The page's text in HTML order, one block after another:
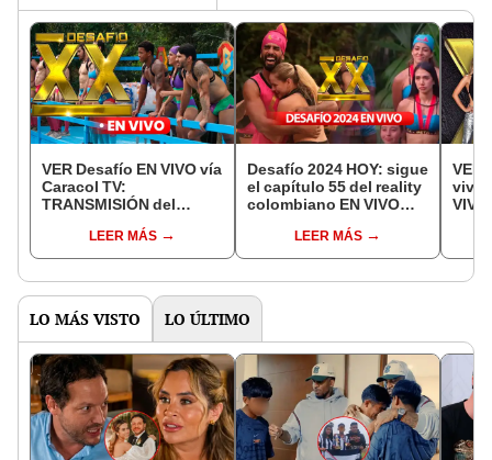
VER Desafío EN VIVO vía
Caracol TV:
TRANSMISIÓN del
HOY, 24 de junio, en
Colombia
LEER MÁS
Desafío 2024 HOY: sigue
el capítulo 55 del reality
colombiano EN VIVO
LEER MÁS
VER
vivo,
junio
LO MÁS VISTO LO ÚLTIMO